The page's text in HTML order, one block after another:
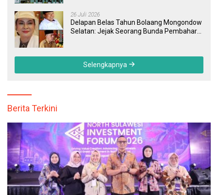
26 Juli 2026
Delapan Belas Tahun Bolaang Mongondow
Selatan: Jejak Seorang Bunda Pembaharu
Selengkapnya
Berita Terkini